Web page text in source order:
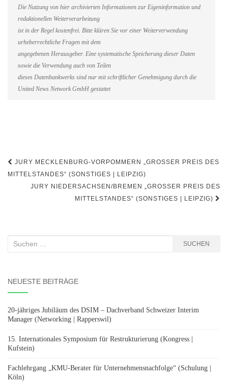
Die Nutzung von hier archivierten Informationen zur Eigeninformation und
redaktionellen Weiterverarbeitung
ist in der Regel kostenfrei. Bitte klären Sie vor einer Weiterverwendung
urheberrechtliche Fragen mit dem
angegebenen Herausgeber. Eine systematische Speicherung dieser Daten
sowie die Verwendung auch von Teilen
dieses Datenbankwerks sind nur mit schriftlicher Genehmigung durch die
United News Network GmbH gestattet
Beitragsnavigation
JURY MECKLENBURG-VORPOMMERN „GROSSER PREIS DES M
ITTELSTANDES“ (SONSTIGES | LEIPZIG)
JURY NIEDERSACHSEN/BREMEN „GROSSER PREIS DES M
ITTELSTANDES“ (SONSTIGES | LEIPZIG)
Suchen
SUCHEN
NEUESTE BEITRÄGE
20-jähriges Jubiläum des DSIM – Dachverband Schweizer Interim
Manager (Networking | Rapperswil)
15. Internationales Symposium für Restrukturierung (Kongress |
Kufstein)
Fachlehrgang „KMU-Berater für Unternehmensnachfolge“ (Schulung |
Köln)